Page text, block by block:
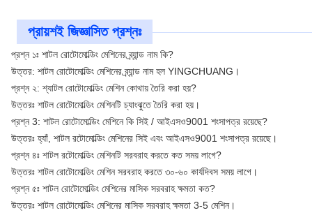
প্রায়শই জিজ্ঞাসিত প্রশ্নঃ
প্রশ্ন ১ঃ শাটল রোটোমোল্ডিং মেশিনের ব্র্যান্ড নাম কি?
উত্তর: শাটল রোটোমোল্ডিং মেশিনের ব্র্যান্ড নাম হল YINGCHUANG।
প্রশ্ন ২: শ্যাটল রোটোমোল্ডিং মেশিন কোথায় তৈরি করা হয়?
উত্তরঃ শাটল রোটোমোল্ডিং মেশিনটি চ্যাংঝুতে তৈরি করা হয়।
প্রশ্ন 3: শাটল রোটোমোল্ডিং মেশিনে কি সিই / আইএসও9001 শংসাপত্র রয়েছে?
উত্তরঃ হ্যাঁ, শাটল রটোমোল্ডিং মেশিনের সিই এবং আইএসও9001 শংসাপত্র রয়েছে।
প্রশ্ন ৪ঃ শাটল রটোমোল্ডিং মেশিনটি সরবরাহ করতে কত সময় লাগে?
উত্তরঃ শাটল রোটোমোল্ডিং মেশিন সরবরাহ করতে ৩০-৬০ কার্যদিবস সময় লাগে।
প্রশ্ন ৫ঃ শাটল রোটোমোল্ডিং মেশিনের মাসিক সরবরাহ ক্ষমতা কত?
উত্তরঃ শাটল রোটোমোল্ডিং মেশিনের মাসিক সরবরাহ ক্ষমতা 3-5 মেশিন।